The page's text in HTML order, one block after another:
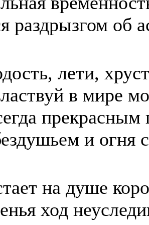
раздрызгом об
лети,
в мире
прекрасным
и огня
на душе
ход